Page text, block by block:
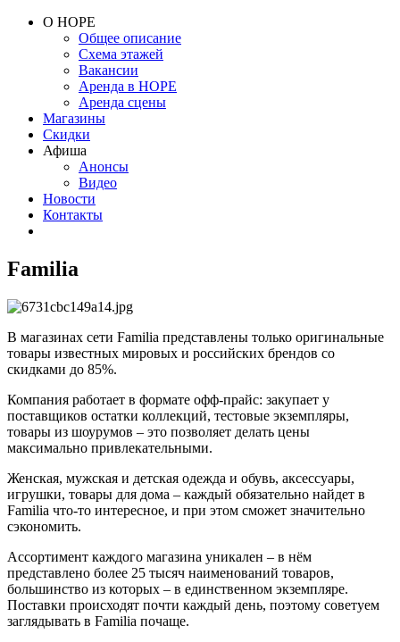
О НОРЕ
Общее описание
Схема этажей
Вакансии
Аренда в НОРЕ
Аренда сцены
Магазины
Скидки
Афиша
Анонсы
Видео
Новости
Контакты
Familia
В магазинах сети Familia представлены только оригинальные
товары известных мировых и российских брендов со
скидками до 85%.
Компания работает в формате офф-прайс: закупает у
поставщиков остатки коллекций, тестовые экземпляры,
товары из шоурумов – это позволяет делать цены
максимально привлекательными.
Женская, мужская и детская одежда и обувь, аксессуары,
игрушки, товары для дома – каждый обязательно найдет в
Familia что-то интересное, и при этом сможет значительно
сэкономить.
Ассортимент каждого магазина уникален – в нём
представлено более 25 тысяч наименований товаров,
большинство из которых – в единственном экземпляре.
Поставки происходят почти каждый день, поэтому советуем
заглядывать в Familia почаще.